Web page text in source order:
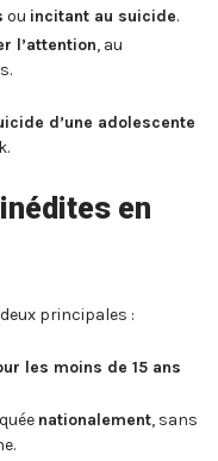
ou incitant au suicide.
l’attention, au
d’une adolescente
en
principales :
les moins de 15 ans
nationalement, sans